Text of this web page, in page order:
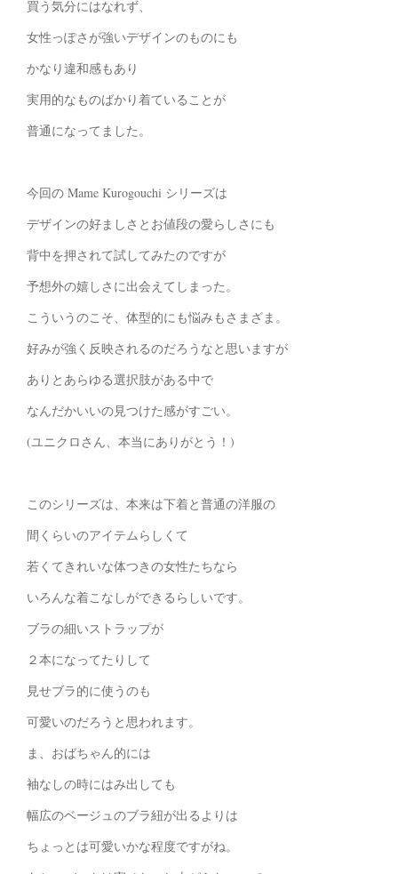
買う気分にはなれず、
女性っぽさが強いデザインのものにも
かなり違和感もあり
実用的なものばかり着ていることが
普通になってました。
今回の Mame Kurogouchi シリーズは
デザインの好ましさとお値段の愛らしさにも
背中を押されて試してみたのですが
予想外の嬉しさに出会えてしまった。
こういうのこそ、体型的にも悩みもさまざま。
好みが強く反映されるのだろうなと思いますが
ありとあらゆる選択肢がある中で
なんだかいいの見つけた感がすごい。
(ユニクロさん、本当にありがとう！)
このシリーズは、本来は下着と普通の洋服の
間くらいのアイテムらしくて
若くてきれいな体つきの女性たちなら
いろんな着こなしができるらしいです。
ブラの細いストラップが
２本になってたりして
見せブラ的に使うのも
可愛いのだろうと思われます。
ま、おばちゃん的には
袖なしの時にはみ出しても
幅広のベージュのブラ紐が出るよりは
ちょっとは可愛いかな程度ですがね。